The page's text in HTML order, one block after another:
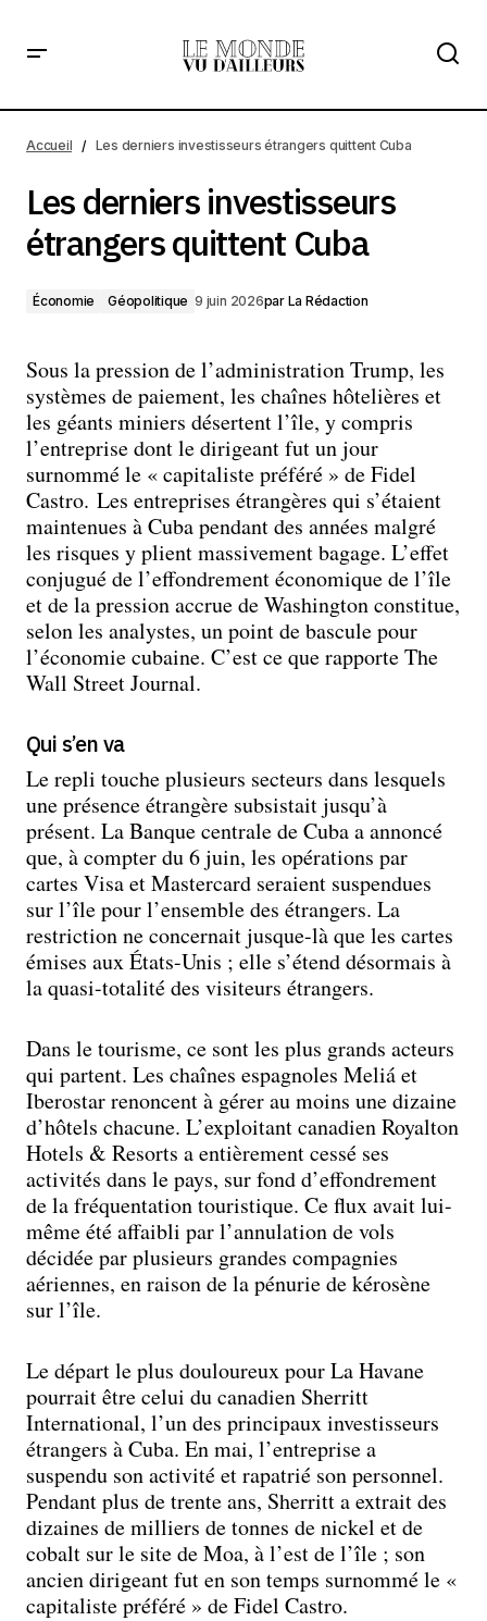
Accueil Les derniers investisseurs étrangers quittent Cuba
Les derniers investisseurs
étrangers quittent Cuba
Économie Géopolitique 9 juin 2026par La Rédaction
Sous la pression de l’administration Trump, les
systèmes de paiement, les chaînes hôtelières et
les géants miniers désertent l’île, y compris
l’entreprise dont le dirigeant fut un jour
surnommé le « capitaliste préféré » de Fidel
Castro. Les entreprises étrangères qui s’étaient
maintenues à Cuba pendant des années malgré
les risques y plient massivement bagage. L’effet
conjugué de l’effondrement économique de l’île
et de la pression accrue de Washington constitue,
selon les analystes, un point de bascule pour
l’économie cubaine. C’est ce que rapporte The
Wall Street Journal.
Qui s’en va
Le repli touche plusieurs secteurs dans lesquels
une présence étrangère subsistait jusqu’à
présent. La Banque centrale de Cuba a annoncé
que, à compter du 6 juin, les opérations par
cartes Visa et Mastercard seraient suspendues
sur l’île pour l’ensemble des étrangers. La
restriction ne concernait jusque-là que les cartes
émises aux États-Unis ; elle s’étend désormais à
la quasi-totalité des visiteurs étrangers.
Dans le tourisme, ce sont les plus grands acteurs
qui partent. Les chaînes espagnoles Meliá et
Iberostar renoncent à gérer au moins une dizaine
d’hôtels chacune. L’exploitant canadien Royalton
Hotels & Resorts a entièrement cessé ses
activités dans le pays, sur fond d’effondrement
de la fréquentation touristique. Ce flux avait lui-
même été affaibli par l’annulation de vols
décidée par plusieurs grandes compagnies
aériennes, en raison de la pénurie de kérosène
sur l’île.
Le départ le plus douloureux pour La Havane
pourrait être celui du canadien Sherritt
International, l’un des principaux investisseurs
étrangers à Cuba. En mai, l’entreprise a
suspendu son activité et rapatrié son personnel.
Pendant plus de trente ans, Sherritt a extrait des
dizaines de milliers de tonnes de nickel et de
cobalt sur le site de Moa, à l’est de l’île ; son
ancien dirigeant fut en son temps surnommé le «
capitaliste préféré » de Fidel Castro.